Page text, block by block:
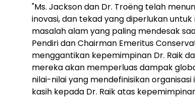
"Ms. Jackson dan Dr. Troëng telah
inovasi, dan tekad yang diperlukan
masalah alam yang paling mendesak
Pendiri dan Chairman Emeritus
menggantikan kepemimpinan Dr. Raik
mereka akan memperluas dampak
nilai-nilai yang mendefinisikan
kasih kepada Dr. Raik atas